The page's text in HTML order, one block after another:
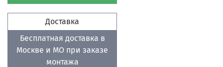
Доставка
Бесплатная доставка в
Москве и МО при заказе
монтажа